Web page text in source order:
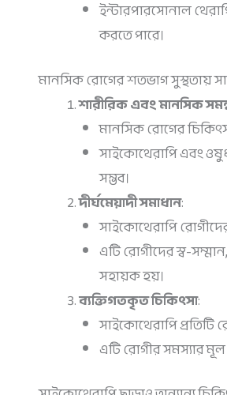
ইন্টারপারসোনাল
করতে পারে।
মানসিক রোগের শতভাগ সুস্থতায়
শারীরিক এবং মানসিক
মানসিক রোগের
সাইকোথেরাপি এবং
সম্ভব।
দীর্ঘমেয়াদী সমাধান:
সাইকোথেরাপি
এটি রোগীদের স্ব-
সহায়ক হয়।
ব্যক্তিগতকৃত চিকিৎসা:
সাইকোথেরাপি প্রতিটি
এটি রোগীর সমস্যার